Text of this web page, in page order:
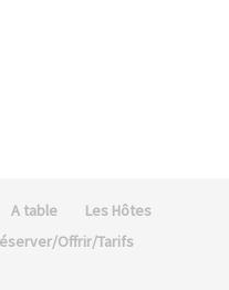
A table
Les Hôtes
Offrir/Tarifs